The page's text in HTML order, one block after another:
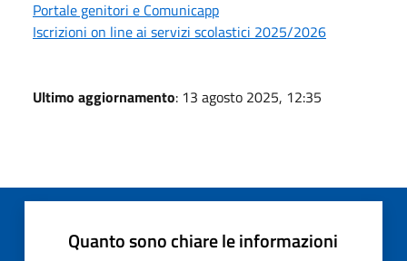
Portale genitori e Comunicapp
Iscrizioni on line ai servizi scolastici 2025/2026
Ultimo aggiornamento: 13 agosto 2025, 12:35
Quanto sono chiare le informazioni